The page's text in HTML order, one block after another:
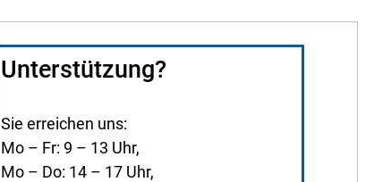
Unterstützung?
Sie erreichen uns:
Mo – Fr: 9 – 13 Uhr,
Mo – Do: 14 – 17 Uhr,